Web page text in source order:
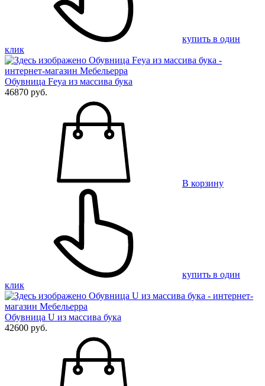
купить в один
клик
Обувница Feya из массива бука
46870 руб.
В корзину
купить в один
клик
Обувница U из массива бука
42600 руб.